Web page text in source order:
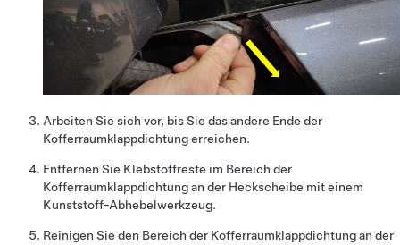
Arbeiten Sie sich vor, bis Sie das andere Ende der
Kofferraumklappdichtung erreichen.
Entfernen Sie Klebstoffreste im Bereich der
Kofferraumklappdichtung an der Heckscheibe mit einem
Kunststoff-Abhebelwerkzeug.
Reinigen Sie den Bereich der Kofferraumklappdichtung an der